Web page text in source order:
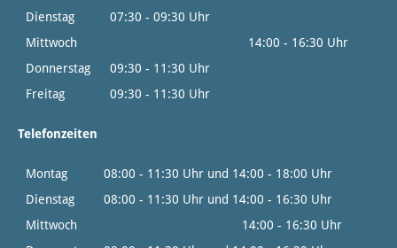
Dienstag
07:30 - 09:30 Uhr
Mittwoch
14:00 - 16:30 Uhr
Donnerstag
09:30 - 11:30 Uhr
Freitag
09:30 - 11:30 Uhr
Telefonzeiten
Montag
08:00 - 11:30 Uhr und 14:00 - 18:00 Uhr
Dienstag
08:00 - 11:30 Uhr und 14:00 - 16:30 Uhr
Mittwoch
14:00 - 16:30 Uhr